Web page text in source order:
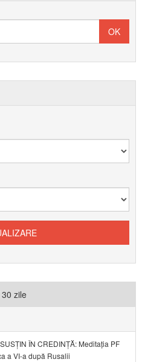
zile
ÎN CREDINȚĂ: Meditația PF
a VI-a după Rusalii